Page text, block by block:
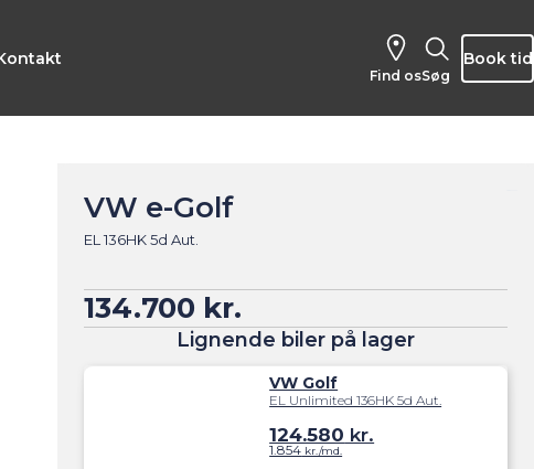
Find os Søg
Book tid
VW e-Golf
EL 136HK 5d Aut.
134.700 kr.
Lignende biler på lager
VW Golf
EL Unlimited 136HK 5d Aut.
124.580 kr.
1.854 kr./md.